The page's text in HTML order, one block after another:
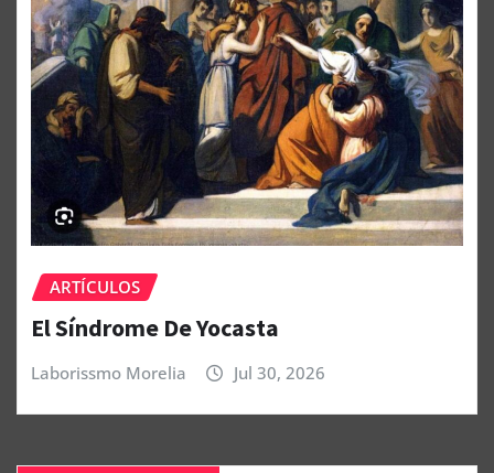
ARTÍCULOS
El Síndrome De Yocasta
Laborissmo Morelia Jul 30, 2026